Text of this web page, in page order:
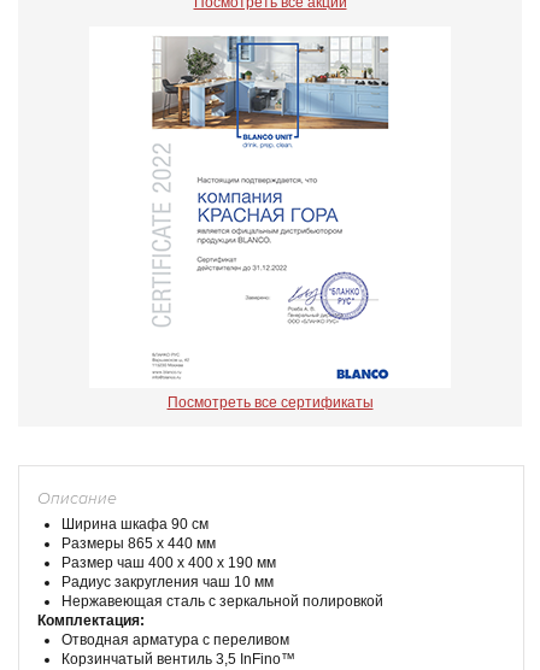
Посмотреть все сертификаты
Описание
Ширина шкафа 90 см
Размеры 865 х 440 мм
Размер чаш 400 х 400 х 190 мм
Радиус закругления чаш 10 мм
Нержавеющая сталь с зеркальной полировкой
Комплектация:
Отводная арматура с переливом
Корзинчатый вентиль 3,5 InFino™